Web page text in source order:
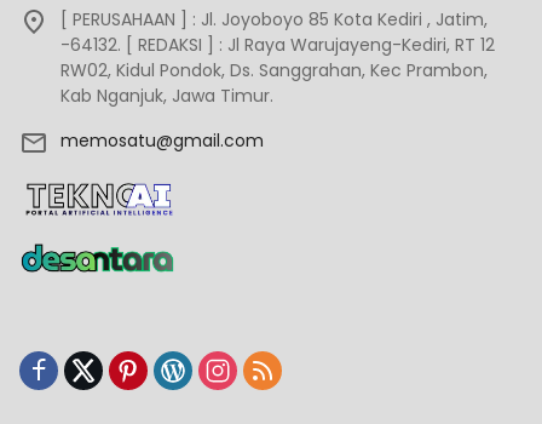
[ PERUSAHAAN ] : Jl. Joyoboyo 85 Kota Kediri , Jatim,
-64132. [ REDAKSI ] : Jl Raya Warujayeng-Kediri, RT 12
RW02, Kidul Pondok, Ds. Sanggrahan, Kec Prambon,
Kab Nganjuk, Jawa Timur.
memosatu@gmail.com